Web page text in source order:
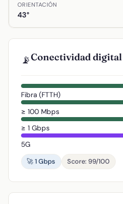
ORIENTACIÓN
43°
📡Conectividad digital
Fibra (FTTH)
≥ 100 Mbps
≥ 1 Gbps
5G
🚀 1 Gbps
Score: 99/100